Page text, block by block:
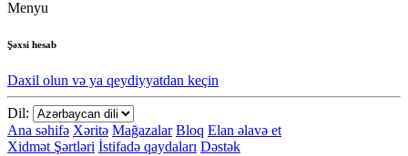
Menyu
Şəxsi hesab
Daxil olun və ya qeydiyyatdan keçin
Dil:
Ana səhifə Xəritə Mağazalar Bloq Elan əlavə et
Xidmət Şərtləri İstifadə qaydaları Dəstək